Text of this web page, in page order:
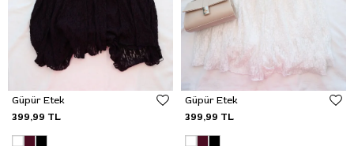
Güpür Etek
399,99 TL
Güpür Etek
399,99 TL